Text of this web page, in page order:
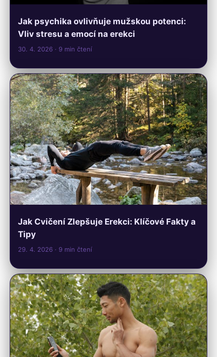
Jak psychika ovlivňuje mužskou potenci:
Vliv stresu a emocí na erekci
30. 4. 2026 · 9 min čtení
Jak Cvičení Zlepšuje Erekci: Klíčové Fakty a
Tipy
29. 4. 2026 · 9 min čtení